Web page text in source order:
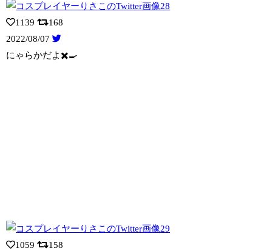
1139
168
2022/08/07
にゃらかだよ✖️🍳
1059
158